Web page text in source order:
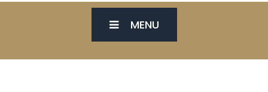
MENU